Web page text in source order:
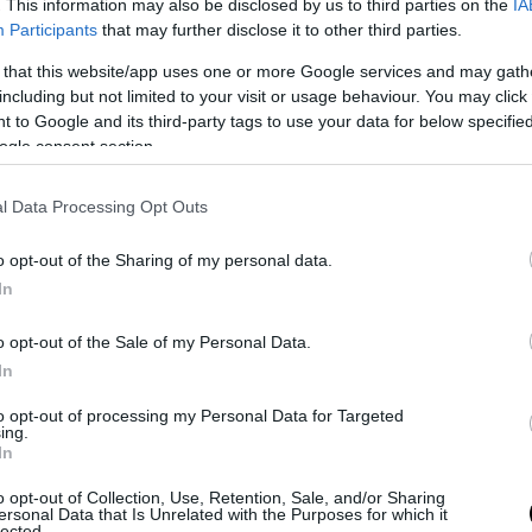
This information may also be disclosed by us to third parties on the
Participants that may further disclose it to other third parties.
that this website/app uses one or more Google services and may
but not limited to your visit or usage behaviour. You may
to Google and its third-party tags to use your data for below
consent section.
Data Processing Opt Outs
opt-out of the Sharing of my personal data.
opt-out of the Sale of my Personal Data.
opt-out of processing my Personal Data for Targeted
opt-out of Collection, Use, Retention, Sale, and/or Sharing
Data that Is Unrelated with the Purposes for which it
Che vivano come vogliano nei loro paesi d’origine ma qui non
termini l’ex modella e cantante. Che poco dopo aggiunge: “
francese per poi accettare una Francia algerina.Io non
ed i costumi degli altri. Che allo stesso modo non si tocchino i
ritiratasi dal mondo del cinema negli anni Settanta, Brigitte Bardot